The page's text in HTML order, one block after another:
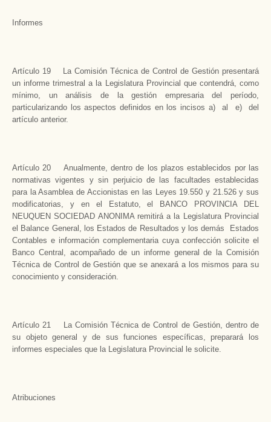
Informes
Artículo 19 La Comisión Técnica de Control de Gestión presentará
un informe trimestral a la Legislatura Provincial que contendrá, como
mínimo, un análisis de la gestión empresaria del período,
particularizando los aspectos definidos en los incisos a) al e) del
artículo anterior.
Artículo 20 Anualmente, dentro de los plazos establecidos por las
normativas vigentes y sin perjuicio de las facultades establecidas
para la Asamblea de Accionistas en las Leyes 19.550 y 21.526 y sus
modificatorias, y en el Estatuto, el BANCO PROVINCIA DEL
NEUQUEN SOCIEDAD ANONIMA remitirá a la Legislatura Provincial
el Balance General, los Estados de Resultados y los demás Estados
Contables e información complementaria cuya confección solicite el
Banco Central, acompañado de un informe general de la Comisión
Técnica de Control de Gestión que se anexará a los mismos para su
conocimiento y consideración.
Artículo 21 La Comisión Técnica de Control de Gestión, dentro de
su objeto general y de sus funciones específicas, preparará los
informes especiales que la Legislatura Provincial le solicite.
Atribuciones